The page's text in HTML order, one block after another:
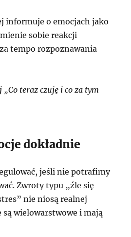
informuje o emocjach jako
sobie reakcji
tempo rozpoznawania
„Co teraz czuję i co za tym
dokładnie
jeśli nie potrafimy
Zwroty typu „źle się
nie niosą realnej
wielowarstwowe i mają